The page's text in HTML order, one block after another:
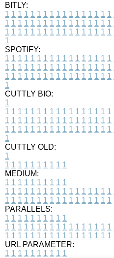
BITLY:
1 1 1 1 1 1 1 1 1 1 1 1 1 1 1 1 1
1 1 1 1 1 1 1 1 1 1 1 1 1 1 1 1 1
1 1 1 1 1 1 1 1 1 1 1 1 1 1 1 1 1
1
SPOTIFY:
1 1 1 1 1 1 1 1 1 1 1 1 1 1 1 1 1
1 1 1 1 1 1 1 1 1 1 1 1 1 1 1 1 1
1 1 1 1 1 1 1 1 1 1 1 1 1 1 1 1 1
1
CUTTLY BIO:
1
1 1 1 1 1 1 1 1 1 1 1 1 1 1 1 1 1
1 1 1 1 1 1 1 1 1 1 1 1 1 1 1 1 1
1 1 1 1 1 1 1 1 1 1 1 1 1 1 1 1 1
1
CUTTLY OLD:
1
1 1 1 1 1 1 1 1 1 1
MEDIUM:
1 1 1 1 1 1 1 1 1 1
1 1 1 1 1 1 1 1 1 1 1 1 1 1 1 1 1
1 1 1 1 1 1 1 1 1 1 1 1 1 1 1 1 1
PARALLELS:
1 1 1 1 1 1 1 1 1 1
1 1 1 1 1 1 1 1 1 1 1 1 1 1 1 1 1
1 1 1 1 1 1 1 1 1 1 1 1 1 1 1 1 1
URL PARAMETER:
1 1 1 1 1 1 1 1 1 1